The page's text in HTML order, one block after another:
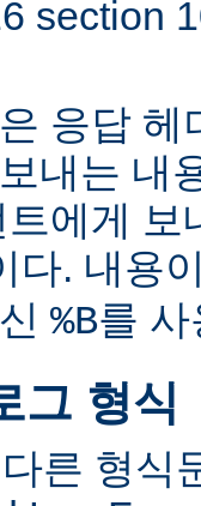
section
응답
내는 내
에게
다. 내용
%B를
그 형식
른 형식